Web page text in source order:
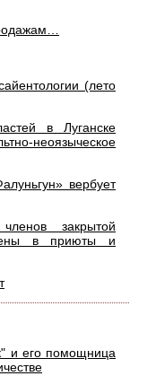
(лето
в Луганске
неоязыческое
вербует
закрытой
в приюты и
и его помощница